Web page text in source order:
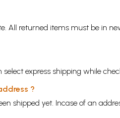
All returned items must be in
express shipping while
?
shipped yet. Incase of an